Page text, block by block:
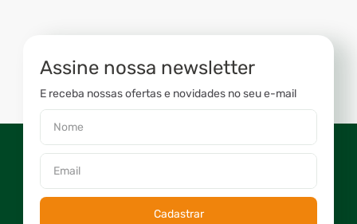
Assine nossa newsletter
E receba nossas ofertas e novidades no seu e-mail
Cadastrar